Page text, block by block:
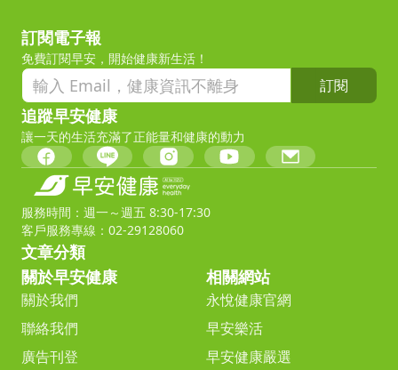
訂閱電子報
免費訂閱早安，開始健康新生活！
訂閱
追蹤早安健康
讓一天的生活充滿了正能量和健康的動力
服務時間：週一～週五 8:30-17:30
客戶服務專線：02-29128060
文章分類
關於早安健康
關於我們
聯絡我們
廣告刊登
相關網站
永悅健康官網
早安樂活
早安健康嚴選